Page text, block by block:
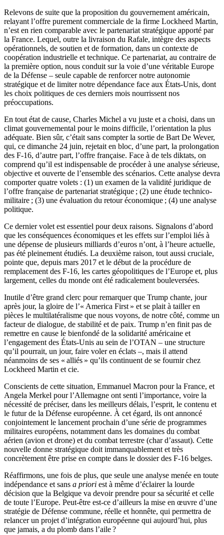
Relevons de suite que la proposition du gouvernement américain,
relayant l’offre purement commerciale de la firme Lockheed Martin,
n’est en rien comparable avec le partenariat stratégique apporté par
la France. Lequel, outre la livraison du Rafale, intègre des aspects
opérationnels, de soutien et de formation, dans un contexte de
coopération industrielle et technique. Ce partenariat, au contraire de
la première option, nous conduit sur la voie d’une véritable Europe
de la Défense – seule capable de renforcer notre autonomie
stratégique et de limiter notre dépendance face aux États-Unis, dont
les choix politiques de ces derniers mois nourrissent nos
préoccupations.
En tout état de cause, Charles Michel a vu juste et a choisi, dans un
climat gouvernemental pour le moins difficile, l’orientation la plus
adéquate. Bien sûr, c’était sans compter la sortie de Bart De Wever,
qui, ce dimanche 24 juin, rejetait en bloc, d’une part, la prolongation
des F-16, d’autre part, l’offre française. Face à de tels diktats, on
comprend qu’il est indispensable de procéder à une analyse sérieuse,
objective et ouverte de l’ensemble des scénarios. Cette analyse devra
comporter quatre volets : (1) un examen de la validité juridique de
l’offre française de partenariat stratégique ; (2) une étude technico-
militaire ; (3) une évaluation du retour économique ; (4) une analyse
politique.
Ce dernier volet est essentiel pour deux raisons. Signalons d’abord
que les conséquences économiques et les effets sur l’emploi liés à
une dépense de plusieurs milliards d’euros n’ont, à l’heure actuelle,
pas été pleinement étudiés. La deuxième raison, tout aussi cruciale,
pointe que, depuis mars 2017 et le début de la procédure de
remplacement des F-16, les cartes géopolitiques de l’Europe et, plus
largement, celles du monde ont été radicalement bouleversées.
Inutile d’être grand clerc pour remarquer que Trump chante, jour
après jour, la gloire de l’« America First » et se plait à tailler en
pièces le multilatéralisme que nous voyons, de notre côté, comme un
facteur de dialogue, de stabilité et de paix. Trump n’en finit pas de
remettre en cause le bienfondé de la solidarité américaine et
l’engagement des États-Unis au sein de l’OTAN – une structure
qu’il pourrait, un jour, faire voler en éclats –, mais il attend
néanmoins de ses « alliés » qu’ils continuent de se fournir chez
Lockheed Martin et cie.
Conscients de cette situation, Emmanuel Macron pour la France, et
Angela Merkel pour l’Allemagne ont senti l’importance, voire la
nécessité de préciser, dans les meilleurs délais, l’esprit, le contenu et
le futur de la Défense européenne. À cet égard, ils ont annoncé
conjointement le lancement prochain d’une série de programmes
militaires européens, notamment dans les domaines du combat
aérien (avion et drone) et du combat terrestre (char d’assaut). Cette
nouvelle donne stratégique doit immanquablement et très
concrètement être prise en compte dans le dossier des F-16 belges.
Réaffirmons, une fois de plus, que seule une analyse menée en toute
indépendance et sans a priori est à même d’éclairer la lourde
décision que la Belgique va devoir prendre pour sa sécurité et celle
de toute l’Europe. Peut-être est-ce d’ailleurs la mise en œuvre d’une
stratégie de Défense commune, réelle et honnête, qui permettra de
relancer un projet d’intégration européenne qui aujourd’hui, plus
que jamais, a du plomb dans l’aile ?